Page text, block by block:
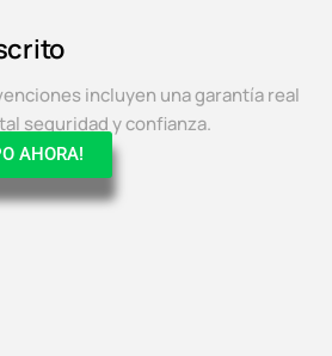
incluyen una garantía real
seguridad y confianza.
AHORA!